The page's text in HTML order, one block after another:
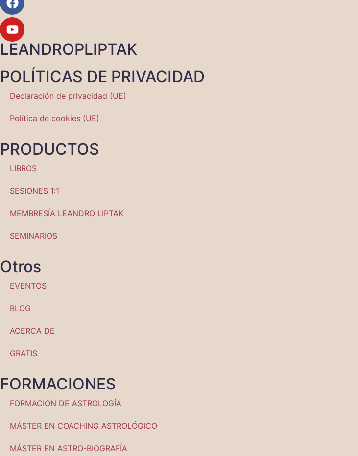
LEANDROPLIPTAK
POLÍTICAS DE PRIVACIDAD
Declaración de privacidad (UE)
Política de cookies (UE)
PRODUCTOS
LIBROS
SESIONES 1:1
MEMBRESÍA LEANDRO LIPTAK
SEMINARIOS
Otros
EVENTOS
BLOG
ACERCA DE
GRATIS
FORMACIONES
FORMACIÓN DE ASTROLOGÍA
MÁSTER EN COACHING ASTROLÓGICO
MÁSTER EN ASTRO-BIOGRAFÍA